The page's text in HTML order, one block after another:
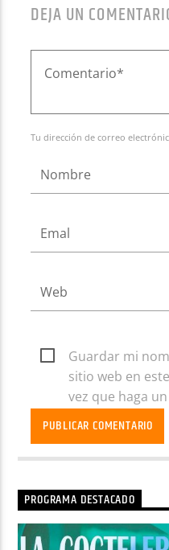
DEJA UN
Tu dirección de correo
Guardar mi
sitio web en
vez que haga
PROGRAMA DESTACADO